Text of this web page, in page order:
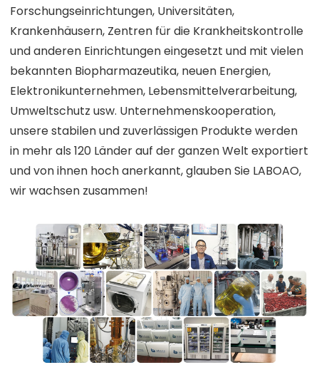
Forschungseinrichtungen, Universitäten,
Krankenhäusern, Zentren für die Krankheitskontrolle
und anderen Einrichtungen eingesetzt und mit vielen
bekannten Biopharmazeutika, neuen Energien,
Elektronikunternehmen, Lebensmittelverarbeitung,
Umweltschutz usw. Unternehmenskooperation,
unsere stabilen und zuverlässigen Produkte werden
in mehr als 120 Länder auf der ganzen Welt exportiert
und von ihnen hoch anerkannt, glauben Sie LABOAO,
wir wachsen zusammen!